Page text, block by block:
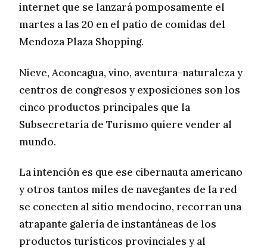
internet que se lanzará pomposamente el
martes a las 20 en el patio de comidas del
Mendoza Plaza Shopping.
Nieve, Aconcagua, vino, aventura-naturaleza y
centros de congresos y exposiciones son los
cinco productos principales que la
Subsecretaría de Turismo quiere vender al
mundo.
La intención es que ese cibernauta americano
y otros tantos miles de navegantes de la red
se conecten al sitio mendocino, recorran una
atrapante galería de instantáneas de los
productos turísticos provinciales y al